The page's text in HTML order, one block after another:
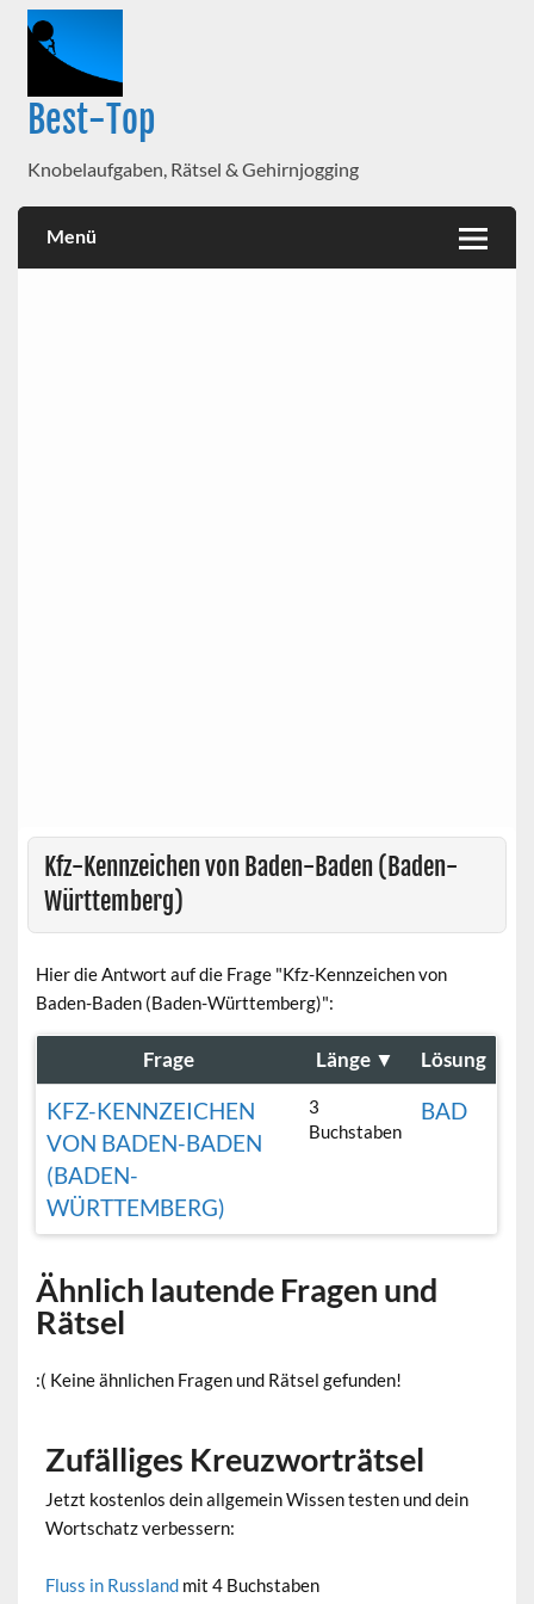
Best-Top
Knobelaufgaben, Rätsel & Gehirnjogging
Menü
Kfz-Kennzeichen von Baden-Baden (Baden-
Württemberg)
Hier die Antwort auf die Frage "Kfz-Kennzeichen von
Baden-Baden (Baden-Württemberg)":
Frage Länge ▼ Lösung
KFZ-KENNZEICHEN
VON BADEN-BADEN
(BADEN-
WÜRTTEMBERG)
3
Buchstaben
BAD
Ähnlich lautende Fragen und
Rätsel
:( Keine ähnlichen Fragen und Rätsel gefunden!
Zufälliges Kreuzworträtsel
Jetzt kostenlos dein allgemein Wissen testen und dein
Wortschatz verbessern:
Fluss in Russland mit 4 Buchstaben